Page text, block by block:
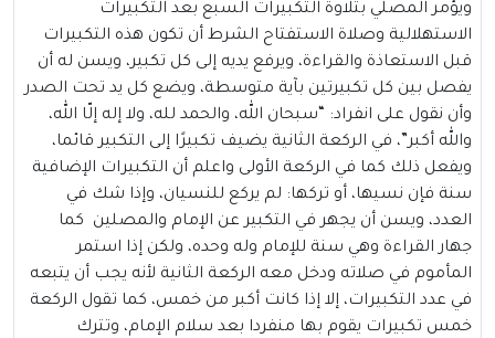
ويؤمر المصلي بتلاوة التكبيرات السبع بعد التكبيرات
الاستهلالية وصلاة الاستفتاح الشرط أن تكون هذه التكبيرات
قبل الاستعاذة والقراءة، ويرفع يديه إلى كل تكبير، ويسن له أن
يفصل بين كل تكبيرتين بآية متوسطة، ويضع كل يد تحت الصدر
وأن نقول على انفراد: “سبحان الله، والحمد لله، ولا إله إلّا الله،
والله أكبر”، في الركعة الثانية يضيف تكبيرًا إلى التكبير قائما،
ويفعل ذلك كما في الركعة الأولى واعلم أن التكبيرات الإضافية
سنة فإن نسيها، أو تركها: لم يركع للنسيان، وإذا شك في
العدد، ويسن أن يجهر في التكبير عن الإمام والمصلين كما
جهار القراءة وهي سنة للإمام وله وحده، ولكن إذا استمر
المأموم في صلاته ودخل معه الركعة الثانية لأنه يجب أن يتبعه
في عدد التكبيرات، إلا إذا كانت أكبر من خمس، كما تقول الركعة
خمس تكبيرات يقوم بها منفردا بعد سلام الإمام، وتترك